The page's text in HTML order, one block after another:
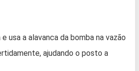
usa a alavanca da bomba na vazão
ajudando o posto a